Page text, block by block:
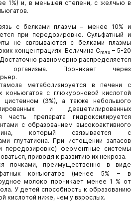
1%) и, в меньшей степени, с желчью в
с белками плазмы – менее 10% и
при передозировке. Сульфатный и
не связываются с белками плазмы
концентрациях. Величина Cmax – 5-20
Достаточно равномерно распределяется
Проникает через
метаболизируется в печени с
конъюгатов с глюкуроновой кислотой
цистеином (3%), а также небольшого
и деацетилированных
часть препарата гидроксилируется
с образованием высокоактивного
который связывается с
глутатиона. При истощении запасов
передозировке) ферментные системы
приводя к развитию их некроза.
почками, преимущественно в виде
конъюгатов (менее 5% – в
молоко проникает менее 1 % от
У детей способность к образованию
кислотой ниже, чем у взрослых.